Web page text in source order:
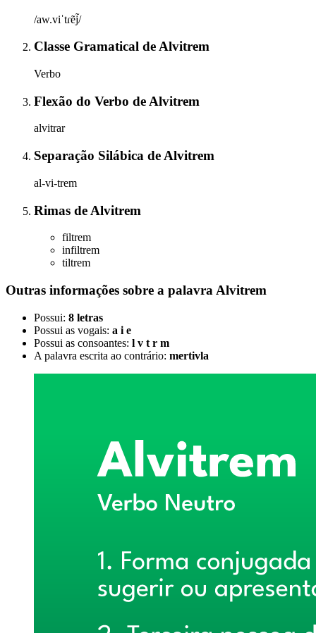
/aw.viˈtɾẽj̃/
Classe Gramatical deAlvitrem
Verbo
Flexão do Verbo de Alvitrem
alvitrar
Separação Silábica de Alvitrem
al-vi-trem
Rimas de Alvitrem
filtrem
infiltrem
tiltrem
Outras informações sobre a palavra Alvitrem
Possui: 8 letras
Possui as vogais: a i e
Possui as consoantes: l v t r m
A palavra escrita ao contrário: mertivla